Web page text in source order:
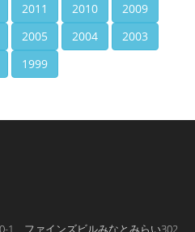
2011 2010
2009
2005 2004
2003
1999
1 ファインズビルみなとみらい302